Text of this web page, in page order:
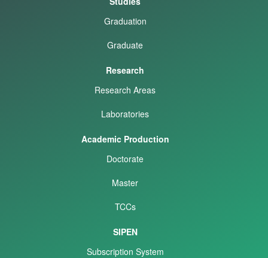
Graduation
Graduate
Research
Research Areas
Laboratories
Academic Production
Doctorate
Master
TCCs
SIPEN
Subscription System